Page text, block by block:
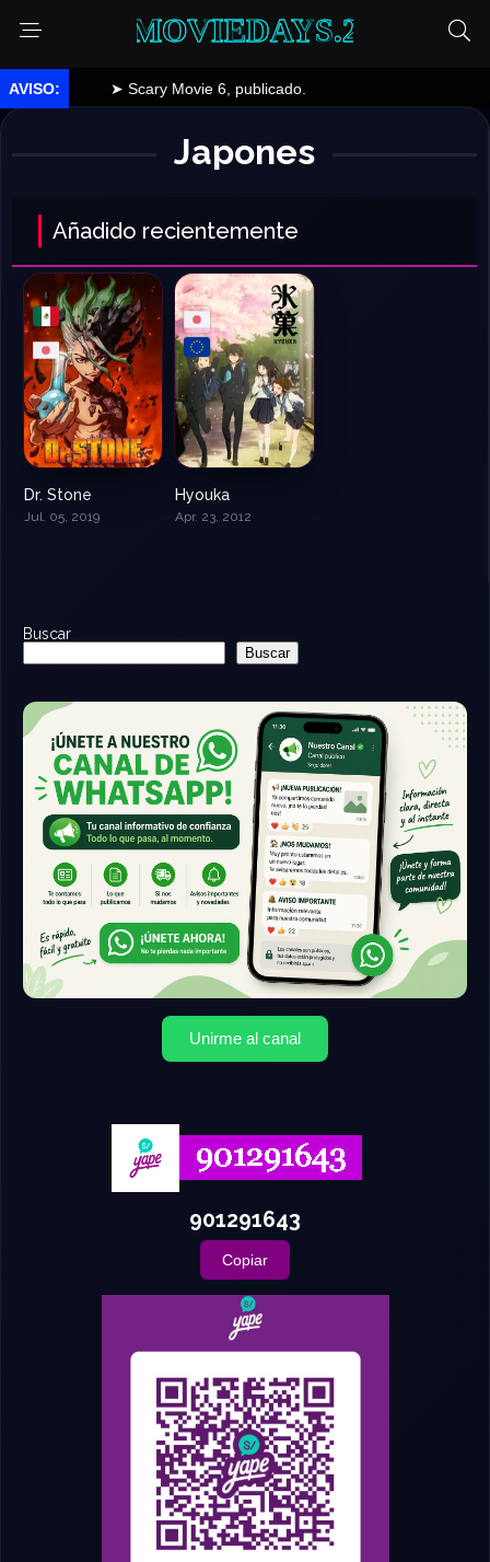
MOVIEDAYS.2
➤ Scary Movie 6, publicado.
Japones
Añadido recientemente
Dr. Stone
Jul. 05, 2019
Hyouka
Apr. 23, 2012
Buscar
Buscar
Unirme al canal
901291643
Copiar